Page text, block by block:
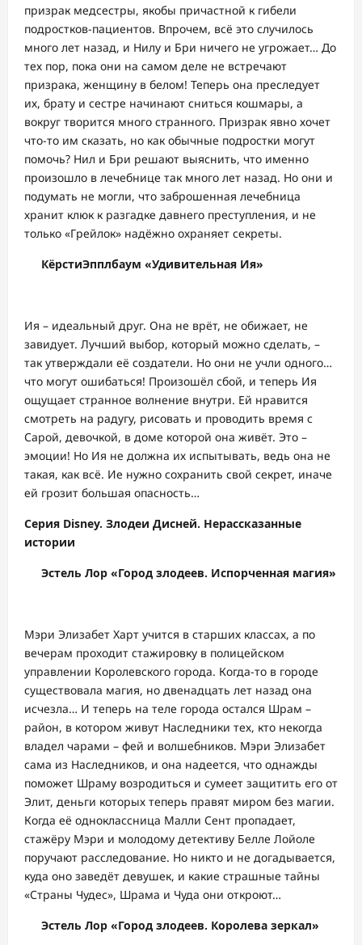
призрак медсестры, якобы причастной к гибели
подростков-пациентов. Впрочем, всё это случилось
много лет назад, и Нилу и Бри ничего не угрожает… До
тех пор, пока они на самом деле не встречают
призрака, женщину в белом! Теперь она преследует
их, брату и сестре начинают сниться кошмары, а
вокруг творится много странного. Призрак явно хочет
что-то им сказать, но как обычные подростки могут
помочь? Нил и Бри решают выяснить, что именно
произошло в лечебнице так много лет назад. Но они и
подумать не могли, что заброшенная лечебница
хранит клюк к разгадке давнего преступления, и не
только «Грейлок» надёжно охраняет секреты.
КёрстиЭпплбаум «Удивительная Ия»
Ия – идеальный друг. Она не врёт, не обижает, не
завидует. Лучший выбор, который можно сделать, –
так утверждали её создатели. Но они не учли одного…
что могут ошибаться! Произошёл сбой, и теперь Ия
ощущает странное волнение внутри. Ей нравится
смотреть на радугу, рисовать и проводить время с
Сарой, девочкой, в доме которой она живёт. Это –
эмоции! Но Ия не должна их испытывать, ведь она не
такая, как всё. Ие нужно сохранить свой секрет, иначе
ей грозит большая опасность…
Серия Disney. Злодеи Дисней. Нерассказанные
истории
Эстель Лор «Город злодеев. Испорченная магия»
Мэри Элизабет Харт учится в старших классах, а по
вечерам проходит стажировку в полицейском
управлении Королевского города. Когда-то в городе
существовала магия, но двенадцать лет назад она
исчезла… И теперь на теле города остался Шрам –
район, в котором живут Наследники тех, кто некогда
владел чарами – фей и волшебников. Мэри Элизабет
сама из Наследников, и она надеется, что однажды
поможет Шраму возродиться и сумеет защитить его от
Элит, деньги которых теперь правят миром без магии.
Когда её одноклассница Малли Сент пропадает,
стажёру Мэри и молодому детективу Белле Лойоле
поручают расследование. Но никто и не догадывается,
куда оно заведёт девушек, и какие страшные тайны
«Страны Чудес», Шрама и Чуда они откроют…
Эстель Лор «Город злодеев. Королева зеркал»